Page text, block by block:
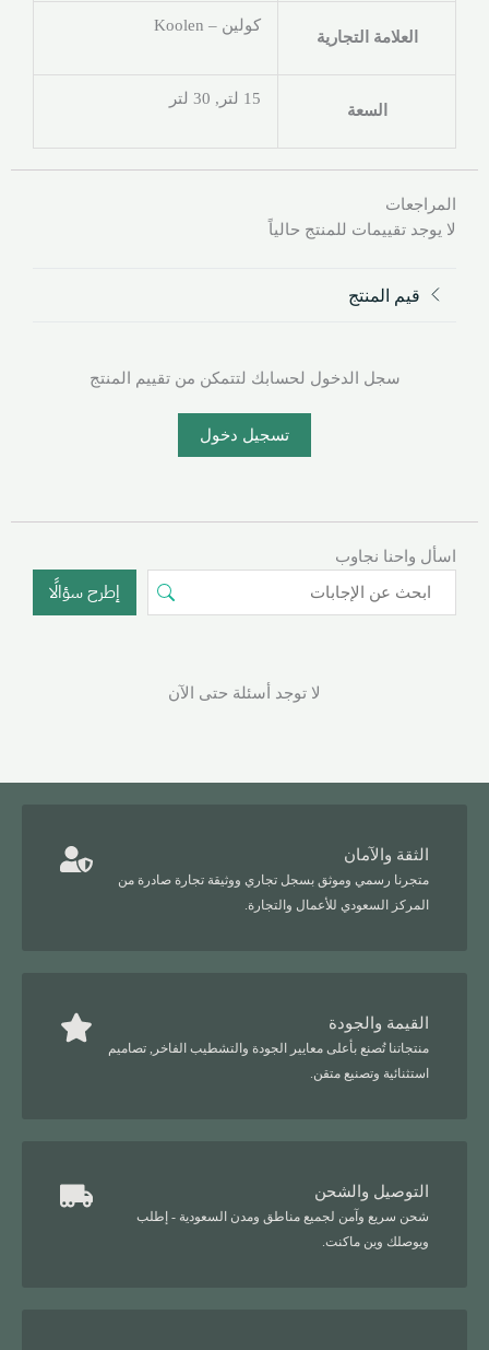
العلامة التجارية
كولين – Koolen
السعة
15 لتر, 30 لتر
المراجعات
لا يوجد تقييمات للمنتج حالياً
قيم المنتج
سجل الدخول لحسابك لتتمكن من تقييم المنتج
تسجيل دخول
اسأل واحنا نجاوب
إطرح سؤالًا
لا توجد أسئلة حتى الآن
الثقة والآمان
متجرنا رسمي وموثق بسجل تجاري ووثيقة تجارة صادرة من
المركز السعودي للأعمال والتجارة.
القيمة والجودة
منتجاتنا تُصنع بأعلى معايير الجودة والتشطيب الفاخر, تصاميم
استثنائية وتصنيع متقن.
التوصيل والشحن
شحن سريع وآمن لجميع مناطق ومدن السعودية - إطلب
ويوصلك وين ماكنت.